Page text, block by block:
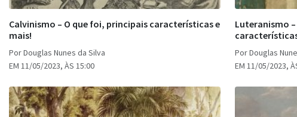
Calvinismo – O que foi, principais características e
mais!
Por Douglas Nunes da Silva
EM 11/05/2023, ÀS 15:00
Luteranismo
Por Douglas
EM 11/05/2023,